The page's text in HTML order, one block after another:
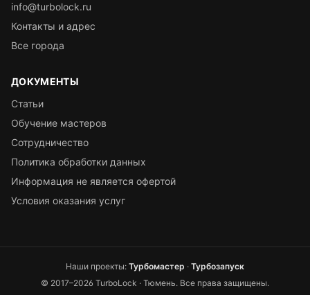
info@turbolock.ru
Контакты и адрес
Все города
ДОКУМЕНТЫ
Статьи
Обучение мастеров
Сотрудничество
Политика обработки данных
Информация не является офертой
Условия оказания услуг
Наши проекты: Турбомастер · Турбозапуск
© 2017–2026 TurboLock · Тюмень. Все права защищены.